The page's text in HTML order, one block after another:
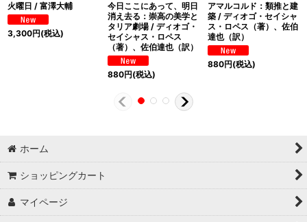
火曜日 / 富澤大輔
3,300円(税込)
今日ここにあって、明日
消え去る：崇高の美学と
タリア劇場 / ディオゴ・
セイシャス・ロペス
（著）、佐伯達也（訳）
880円(税込)
アマルコルド：類推と建
築 / ディオゴ・セイシャ
ス・ロペス（著）、佐伯
達也（訳）
880円(税込)
ホーム
ショッピングカート
マイページ